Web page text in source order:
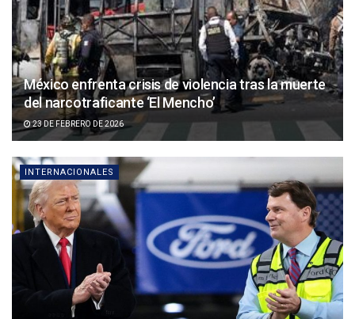
México enfrenta crisis de violencia tras la muerte
del narcotraficante ‘El Mencho’
23 DE FEBRERO DE 2026
INTERNACIONALES